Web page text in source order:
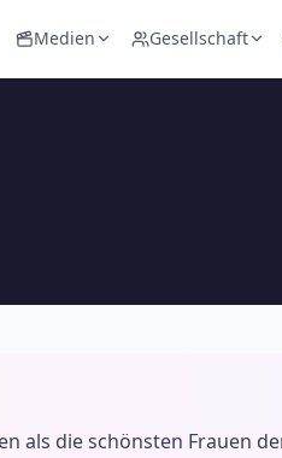
Medien Gesellschaft
als die schönsten Frauen